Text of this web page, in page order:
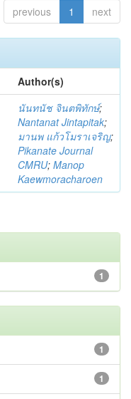
previous 1 next
Author(s)
นันทนัช จินตพิทักษ์;
Nantanat Jintapitak;
มานพ แก้วโมราเจริญ;
Pikanate Journal
CMRU; Manop
Kaewmoracharoen
1
1
1